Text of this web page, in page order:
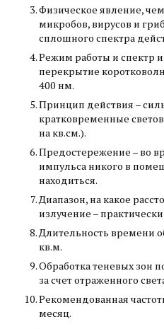
Физическое явление,
микробов, вирусов и
сплошного спектра
Режим работы и спектр
перекрытие
400 нм.
Принцип действия –
кратковременные
на кв.см.).
Предостережение – во
импульса никого в
находиться.
Диапазон, на какое
излучение –
Длительность времени
кв.м.
Обработка теневых зон
за счет отраженного
Рекомендованная
месяц.